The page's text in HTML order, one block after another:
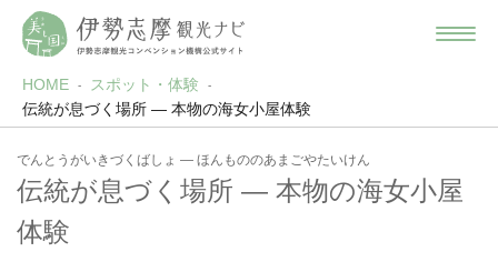
HOME
スポット・体験
伝統が息づく場所 ― 本物の海女小屋体験
でんとうがいきづくばしょ ― ほんもののあまごやたいけん
伝統が息づく場所 ― 本物の海女小屋
体験